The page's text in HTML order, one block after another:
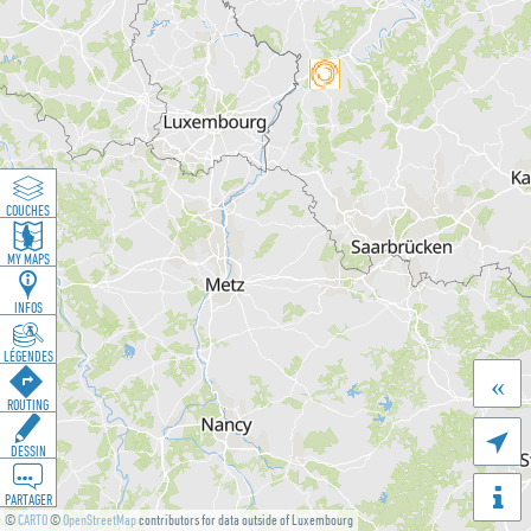
©CARTO©OpenStreetMapcontributors for data outside of Luxembourg

«
COUCHES
MY MAPS
INFOS
LÉGENDES
ROUTING
DESSIN
PARTAGER